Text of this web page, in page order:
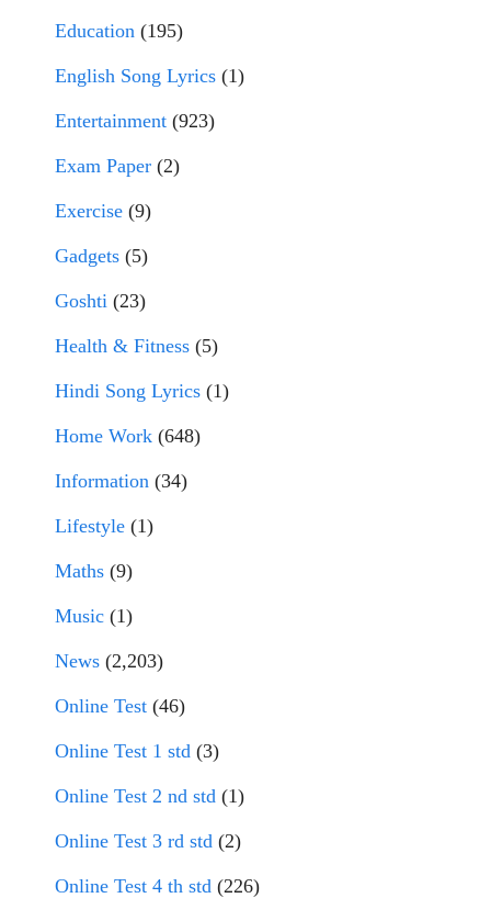
Education (195)
English Song Lyrics (1)
Entertainment (923)
Exam Paper (2)
Exercise (9)
Gadgets (5)
Goshti (23)
Health & Fitness (5)
Hindi Song Lyrics (1)
Home Work (648)
Information (34)
Lifestyle (1)
Maths (9)
Music (1)
News (2,203)
Online Test (46)
Online Test 1 std (3)
Online Test 2 nd std (1)
Online Test 3 rd std (2)
Online Test 4 th std (226)